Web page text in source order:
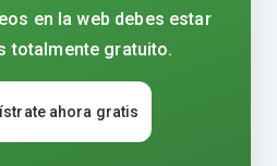
en la web debes estar
totalmente gratuito.
ahora gratis